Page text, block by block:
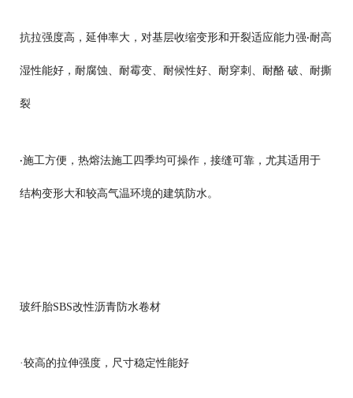
抗拉强度高，延伸率大，对基层收缩变形和开裂适应能力强·耐高
湿性能好，耐腐蚀、耐霉变、耐候性好、耐穿刺、耐酪 破、耐撕
裂
·施工方便，热熔法施工四季均可操作，接缝可靠，尤其适用于
结构变形大和较高气温环境的建筑防水。
玻纤胎SBS改性沥青防水卷材
·较高的拉伸强度，尺寸稳定性能好